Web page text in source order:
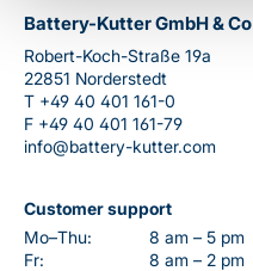
Battery-Kutter GmbH &
Robert-Koch-Straße 19a
22851 Norderstedt
T +49 40 401 161-0
F +49 40 401 161-79
info@battery-kutter.com
Customer support
Mo–Thu:
8 am – 5 pm
Fr:
8 am – 2 pm